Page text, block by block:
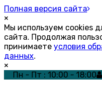
Полная версия сайта
×
Мы используем cookies
сайта. Продолжая
принимаете условия
данных.
×
Пн - Пт : 10:00 - 18:00